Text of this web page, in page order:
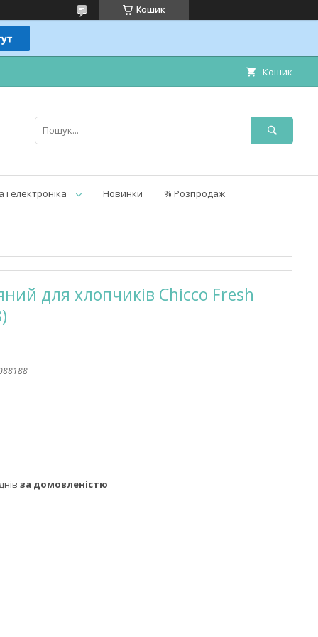
Кошик
Кошик
і електроніка Новинки % Розпродаж
для хлопчиків Chicco Fresh
за домовленістю